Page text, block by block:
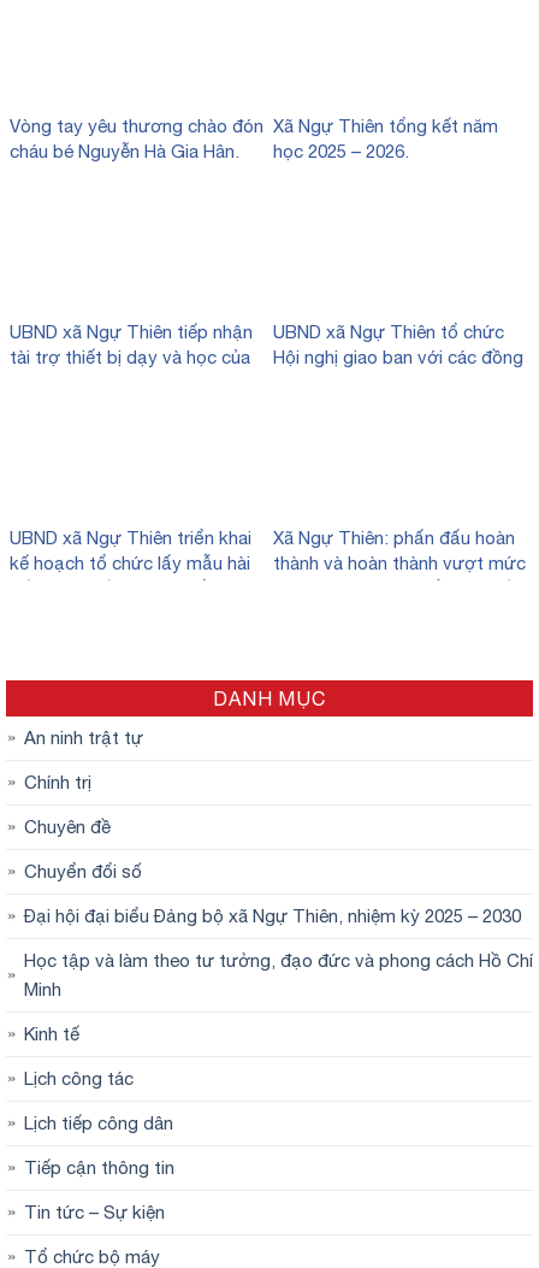
Vòng tay yêu thương chào đón
cháu bé Nguyễn Hà Gia Hân.
Xã Ngự Thiên tổng kết năm
học 2025 – 2026.
UBND xã Ngự Thiên tiếp nhận
tài trợ thiết bị dạy và học của
UBND xã Ngự Thiên tổ chức
Hội nghị giao ban với các đồng
UBND xã Ngự Thiên triển khai
kế hoạch tổ chức lấy mẫu hài
Xã Ngự Thiên: phấn đấu hoàn
thành và hoàn thành vượt mức
DANH MỤC
An ninh trật tự
Chính trị
Chuyên đề
Chuyển đổi số
Đại hội đại biểu Đảng bộ xã Ngự Thiên, nhiệm kỳ 2025 – 2030
Học tập và làm theo tư tưởng, đạo đức và phong cách Hồ Chí
Minh
Kinh tế
Lịch công tác
Lịch tiếp công dân
Tiếp cận thông tin
Tin tức – Sự kiện
Tổ chức bộ máy